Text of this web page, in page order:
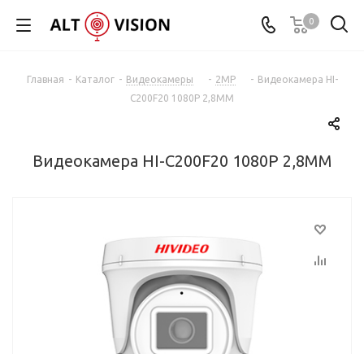
0
Главная - Каталог - Видеокамеры - 2MP - Видеокамера HI-
C200F20 1080P 2,8MM
Видеокамера HI-C200F20 1080P 2,8MM